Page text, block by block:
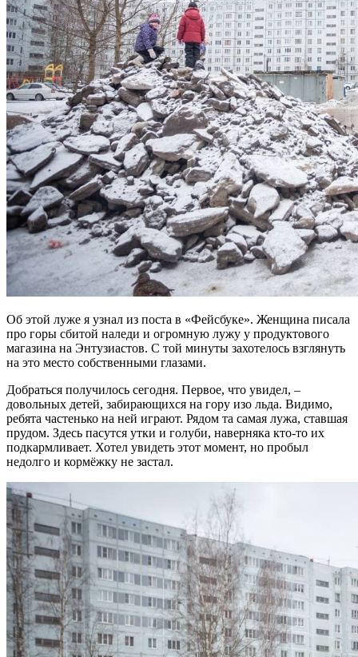
Об этой луже я узнал из поста в «Фейсбуке». Женщина писала
про горы сбитой наледи и огромную лужу у продуктового
магазина на Энтузиастов. С той минуты захотелось взглянуть
на это место собственными глазами.
Добраться получилось сегодня. Первое, что увидел, –
довольных детей, забирающихся на гору изо льда. Видимо,
ребята частенько на ней играют. Рядом та самая лужа, ставшая
прудом. Здесь пасутся утки и голуби, наверняка кто-то их
подкармливает. Хотел увидеть этот момент, но пробыл
недолго и кормёжку не застал.